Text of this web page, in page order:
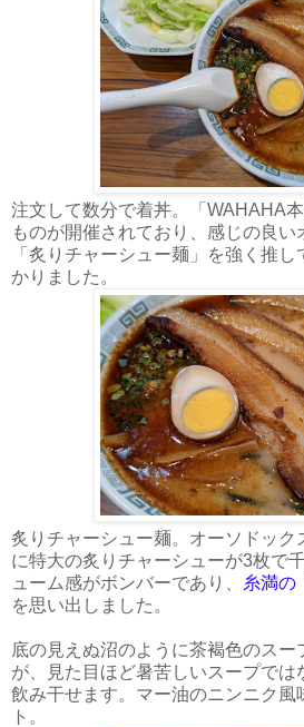
注文して数分で着丼。「WAHAHA
ものが開催されており、感じの良
「炙りチャーシュー麺」を強く推
かりました。
炙りチャーシュー麺。オーソドック
に特大の炙りチャーシューが3枚で
ューム感がボンバーであり、
糸満の
を思い出しました。
底の見えぬ沼のように茶褐色のスー
が、見た目ほど暑苦しいスープでは
飲み干せます。マー油のニンニク風
ト。